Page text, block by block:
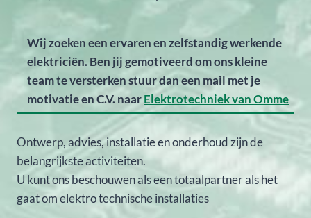
Wij zoeken een ervaren en zelfstandig werkende
elektriciën. Ben jij gemotiveerd om ons kleine
team te versterken stuur dan een mail met je
motivatie en C.V. naarElektrotechniek van Omme
Ontwerp, advies, installatie en onderhoud zijn de
belangrijkste activiteiten.
U kunt ons beschouwen als een totaalpartner als het
gaat om elektro technische installaties